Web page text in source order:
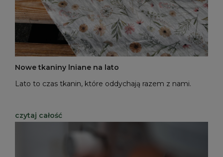
Nowe tkaniny lniane na lato
Lato to czas tkanin, które oddychają razem z nami.
czytaj całość